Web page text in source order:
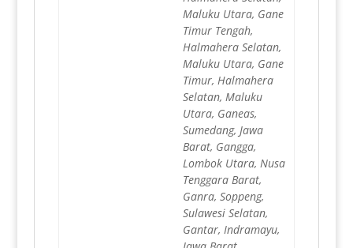
Maluku Utara, Gane
Timur Tengah,
Halmahera Selatan,
Maluku Utara, Gane
Timur, Halmahera
Selatan, Maluku
Utara, Ganeas,
Sumedang, Jawa
Barat, Gangga,
Lombok Utara, Nusa
Tenggara Barat,
Ganra, Soppeng,
Sulawesi Selatan,
Gantar, Indramayu,